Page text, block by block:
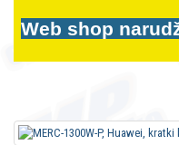
Web shop